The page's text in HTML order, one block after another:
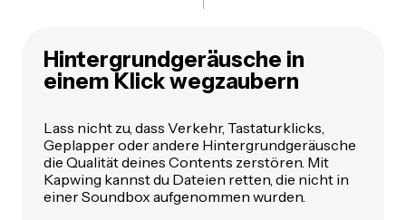
Hintergrundgeräusche in
einem Klick wegzaubern
Lass nicht zu, dass Verkehr, Tastaturklicks,
Geplapper oder andere Hintergrundgeräusche
die Qualität deines Contents zerstören. Mit
Kapwing kannst du Dateien retten, die nicht in
einer Soundbox aufgenommen wurden.